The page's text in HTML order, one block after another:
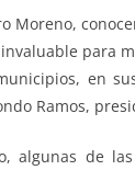
Moreno,
para
en
Ramos,
de